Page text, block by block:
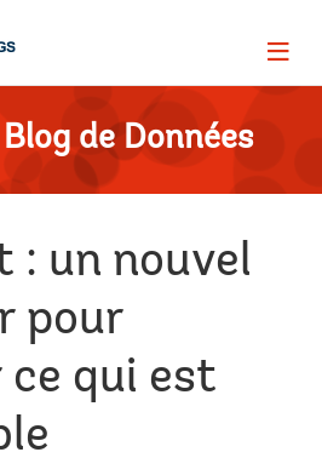
Page
Blog de Données
: un nouvel
pour
qui est